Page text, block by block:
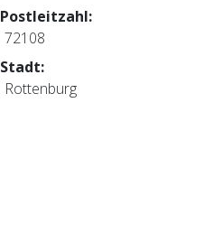
Postleitzahl:
72108
Stadt:
Rottenburg